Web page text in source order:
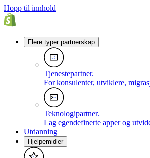
Hopp til innhold
Flere typer partnerskap
Tjenestepartner.
For konsulenter, utviklere,
Teknologipartner.
Lag egendefinerte apper og
Utdanning
Hjelpemidler